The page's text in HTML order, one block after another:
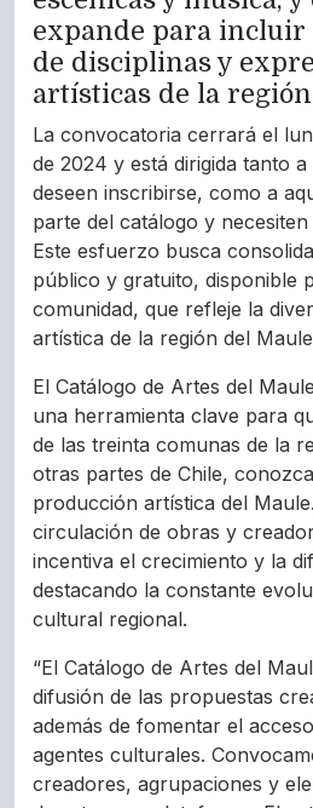
expande para
de disciplinas y
artísticas de la
La convocatoria cerrará el
de 2024 y está dirigida tanto
deseen inscribirse, como a
parte del catálogo y
Este esfuerzo busca
público y gratuito, disponible
comunidad, que refleje la
artística de la región del
El Catálogo de Artes del
una herramienta clave para
de las treinta comunas de la
otras partes de Chile,
producción artística del
circulación de obras y
incentiva el crecimiento y la
destacando la constante
cultural regional.
“El Catálogo de Artes del
difusión de las propuestas
además de fomentar el
agentes culturales.
creadores, agrupaciones y